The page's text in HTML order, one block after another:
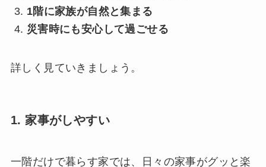
1階に家族が自然と集まる
災害時にも安心して過ごせる
詳しく見ていきましょう。
1. 家事がしやすい
一階だけで暮らす家では、日々の家事がグッと楽